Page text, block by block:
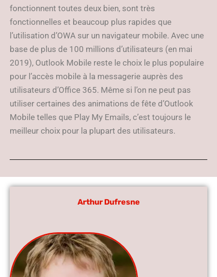
fonctionnent toutes deux bien, sont très
fonctionnelles et beaucoup plus rapides que
l’utilisation d’OWA sur un navigateur mobile. Avec une
base de plus de 100 millions d’utilisateurs (en mai
2019), Outlook Mobile reste le choix le plus populaire
pour l’accès mobile à la messagerie auprès des
utilisateurs d’Office 365. Même si l’on ne peut pas
utiliser certaines des animations de fête d’Outlook
Mobile telles que Play My Emails, c’est toujours le
meilleur choix pour la plupart des utilisateurs.
Arthur Dufresne